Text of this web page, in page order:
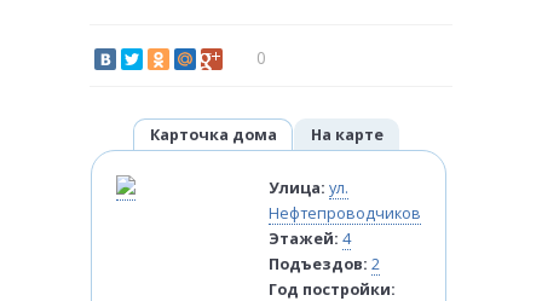
0
Карточка дома
Улица: ул.
Нефтепроводчиков
Этажей: 4
Подъездов: 2
Год постройки:
На карте